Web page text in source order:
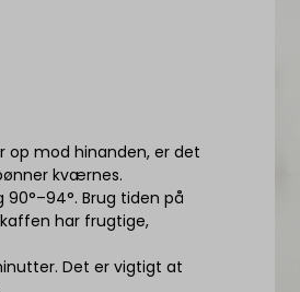
op mod hinanden, er det
kværnes.
Brug tiden på
har frugtige,
Det er vigtigt at